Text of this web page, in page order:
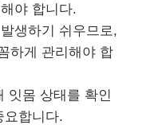
야 합니다.
생하기 쉬우므로,
하게 관리해야 합
잇몸 상태를 확인
요합니다.